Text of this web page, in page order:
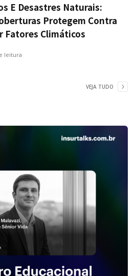
E Desastres Naturais:
Protegem Contra
Fatores Climáticos
leitura
VEJA TUDO